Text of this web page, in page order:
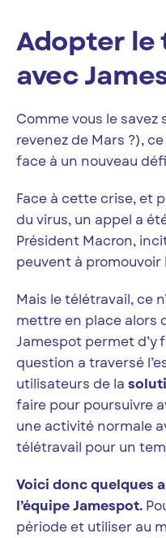
Adopter
avec
Comme vous le savez
revenez de Mars ?),
face à un nouveau défi
Face à cette crise, et
du virus, un appel a
Président Macron,
peuvent à promouvoir
Mais le télétravail, ce
mettre en place alors
Jamespot permet d’y
question a traversé
utilisateurs de la
faire pour poursuivre
une activité normale
télétravail pour un
Voici donc quelques
l’équipe Jamespot.
période et utiliser au